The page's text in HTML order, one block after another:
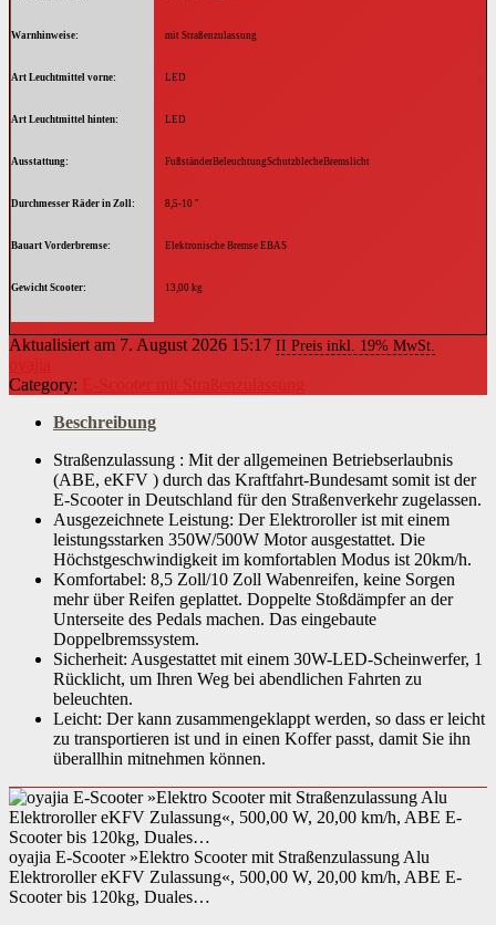
Warnhinweise mit Straßenzulassung
Art Leuchtmittel vorne LED
Art Leuchtmittel hinten LED
Ausstattung FußständerBeleuchtungSchutzblecheBremslicht
Durchmesser Räder in Zoll 8,5-10 "
Bauart Vorderbremse Elektronische Bremse EBAS
Gewicht Scooter 13,00 kg
Akkukapazität
Altersempfehlung ab 14 Jahren
Benutzergewicht maximal 120,00 kg
Nutzungsbereich innerhalb der StVZO
Bauart Hinterbremse Scheibenbremse hinten
Eigenschaften Faltbar
Leistung Motor 350-500 W
Ladezeit Akku
Leistung Motor ECO-Modus 500,00 W
Details Motor bürstenlos
Leistung Akku in Ah 10,00 A·h
Details Akku Hochleistungszellen
Aktualisiert am 7. August 2026 15:17 II Preis inkl. 19% MwSt.
Category:
Beschreibung
Straßenzulassung : Mit der allgemeinen Betriebserlaubnis
(ABE, eKFV ) durch das Kraftfahrt-Bundesamt somit ist der
E-Scooter in Deutschland für den Straßenverkehr zugelassen.
Ausgezeichnete Leistung: Der Elektroroller ist mit einem
leistungsstarken 350W/500W Motor ausgestattet. Die
Höchstgeschwindigkeit im komfortablen Modus ist 20km/h.
Komfortabel: 8,5 Zoll/10 Zoll Wabenreifen, keine Sorgen
mehr über Reifen geplattet. Doppelte Stoßdämpfer an der
Unterseite des Pedals machen. Das eingebaute
Doppelbremssystem.
Sicherheit: Ausgestattet mit einem 30W-LED-Scheinwerfer, 1
Rücklicht, um Ihren Weg bei abendlichen Fahrten zu
beleuchten.
Leicht: Der kann zusammengeklappt werden, so dass er leicht
zu transportieren ist und in einen Koffer passt, damit Sie ihn
überallhin mitnehmen können.
oyajia E-Scooter »Elektro Scooter mit Straßenzulassung Alu
Elektroroller eKFV Zulassung«, 500,00 W, 20,00 km/h, ABE E-
Scooter bis 120kg, Duales…